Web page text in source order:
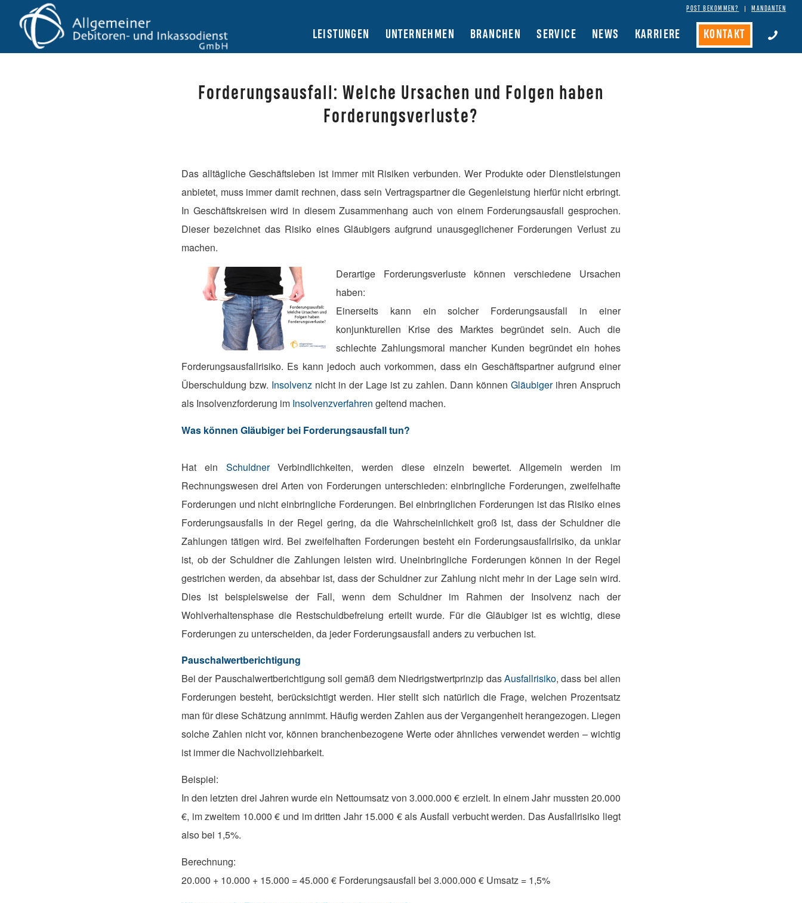
POST BEKOMMEN? MANDANTEN
LEISTUNGEN UNTERNEHMEN BRANCHEN SERVICE NEWS KARRIERE KONTAKT
Forderungsausfall: Welche Ursachen und Folgen haben
Forderungsverluste?
Das alltägliche Geschäftsleben ist immer mit Risiken verbunden. Wer Produkte oder Dienstleistungen
anbietet, muss immer damit rechnen, dass sein Vertragspartner die Gegenleistung hierfür nicht erbringt.
In Geschäftskreisen wird in diesem Zusammenhang auch von einem Forderungsausfall gesprochen.
Dieser bezeichnet das Risiko eines Gläubigers aufgrund unausgeglichener Forderungen Verlust zu
machen.
Derartige Forderungsverluste können verschiedene Ursachen
haben:
Einerseits kann ein solcher Forderungsausfall in einer
konjunkturellen Krise des Marktes begründet sein. Auch die
schlechte Zahlungsmoral mancher Kunden begründet ein hohes
Forderungsausfallrisiko. Es kann jedoch auch vorkommen, dass ein Geschäftspartner aufgrund einer
Überschuldung bzw. Insolvenznicht in der Lage ist zu zahlen. Dann können Gläubigerihren Anspruch
als Insolvenzforderung im Insolvenzverfahren geltend machen.
Was können Gläubiger bei Forderungsausfall tun?
Hat ein SchuldnerVerbindlichkeiten, werden diese einzeln bewertet. Allgemein werden im
Rechnungswesen drei Arten von Forderungen unterschieden: einbringliche Forderungen, zweifelhafte
Forderungen und nicht einbringliche Forderungen. Bei einbringlichen Forderungen ist das Risiko eines
Forderungsausfalls in der Regel gering, da die Wahrscheinlichkeit groß ist, dass der Schuldner die
Zahlungen tätigen wird. Bei zweifelhaften Forderungen besteht ein Forderungsausfallrisiko, da unklar
ist, ob der Schuldner die Zahlungen leisten wird. Uneinbringliche Forderungen können in der Regel
gestrichen werden, da absehbar ist, dass der Schuldner zur Zahlung nicht mehr in der Lage sein wird.
Dies ist beispielsweise der Fall, wenn dem Schuldner im Rahmen der Insolvenz nach der
Wohlverhaltensphase die Restschuldbefreiung erteilt wurde. Für die Gläubiger ist es wichtig, diese
Forderungen zu unterscheiden, da jeder Forderungsausfall anders zu verbuchen ist.
Pauschalwertberichtigung
Bei der Pauschalwertberichtigung soll gemäß dem Niedrigstwertprinzip dasAusfallrisiko, dass bei allen
Forderungen besteht, berücksichtigt werden. Hier stellt sich natürlich die Frage, welchen Prozentsatz
man für diese Schätzung annimmt. Häufig werden Zahlen aus der Vergangenheit herangezogen. Liegen
solche Zahlen nicht vor, können branchenbezogene Werte oder ähnliches verwendet werden – wichtig
ist immer die Nachvollziehbarkeit.
Beispiel:
In den letzten drei Jahren wurde ein Nettoumsatz von 3.000.000 € erzielt. In einem Jahr mussten 20.000
€, im zweitem 10.000 € und im dritten Jahr 15.000 € als Ausfall verbucht werden. Das Ausfallrisiko liegt
also bei 1,5%.
Berechnung:
20.000 + 10.000 + 15.000 = 45.000 € Forderungsausfall bei 3.000.000 € Umsatz = 1,5%